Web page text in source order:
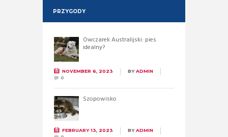
PRZYGODY
Owczarek Australijski: pies
idealny?
NOVEMBER 6, 2023 BYADMIN
0
Szopowisko
FEBRUARY 13, 2023 BYADMIN